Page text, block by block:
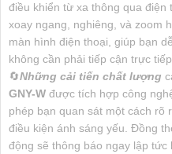
điều khiển từ xa thông qua điện
xoay ngang, nghiêng, và zoom
màn hình điện thoại, giúp bạn
không cần phải tiếp cận trực
🔄Những cải tiến chất lượng
GNY-W được tích hợp công
phép bạn quan sát một cách rõ
điều kiện ánh sáng yếu. Đồng
động sẽ thông báo ngay lập